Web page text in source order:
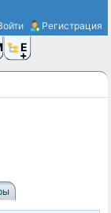
Регистрация
Ещё